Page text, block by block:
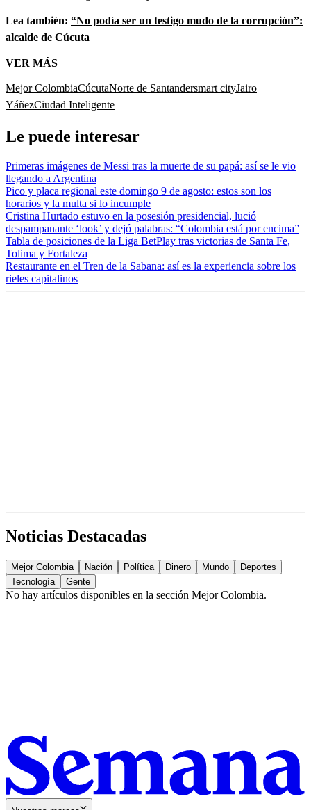
Lea también: “No podía ser un testigo mudo de la corrupción”:
alcalde de Cúcuta
VER MÁS
Mejor ColombiaCúcutaNorte de Santandersmart cityJairo
YáñezCiudad Inteligente
Le puede interesar
Primeras imágenes de Messi tras la muerte de su papá: así se le vio
llegando a Argentina
Pico y placa regional este domingo 9 de agosto: estos son los
horarios y la multa si lo incumple
Cristina Hurtado estuvo en la posesión presidencial, lució
despampanante ‘look’ y dejó palabras: “Colombia está por encima”
Tabla de posiciones de la Liga BetPlay tras victorias de Santa Fe,
Tolima y Fortaleza
Restaurante en el Tren de la Sabana: así es la experiencia sobre los
rieles capitalinos
Noticias Destacadas
Mejor Colombia Nación Política Dinero Mundo
Deportes
Tecnología
Gente
No hay artículos disponibles en la sección Mejor Colombia.